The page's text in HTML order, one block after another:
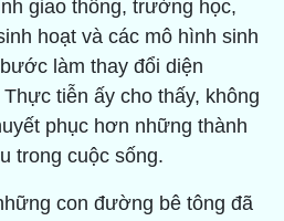
giao thông, trường học,
hoạt và các mô hình sinh
làm thay đổi diện
tiễn ấy cho thấy, không
phục hơn những thành
trong cuộc sống.
con đường bê tông đã